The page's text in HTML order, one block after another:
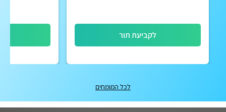
לקביעת תור
לכל המומחים